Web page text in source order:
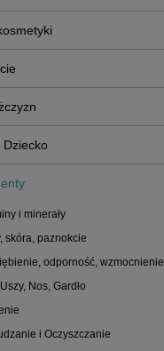
Dziecko
i minerały
skóra, paznokcie
odporność, wzmocnienie
Nos, Gardło
i Oczyszczanie